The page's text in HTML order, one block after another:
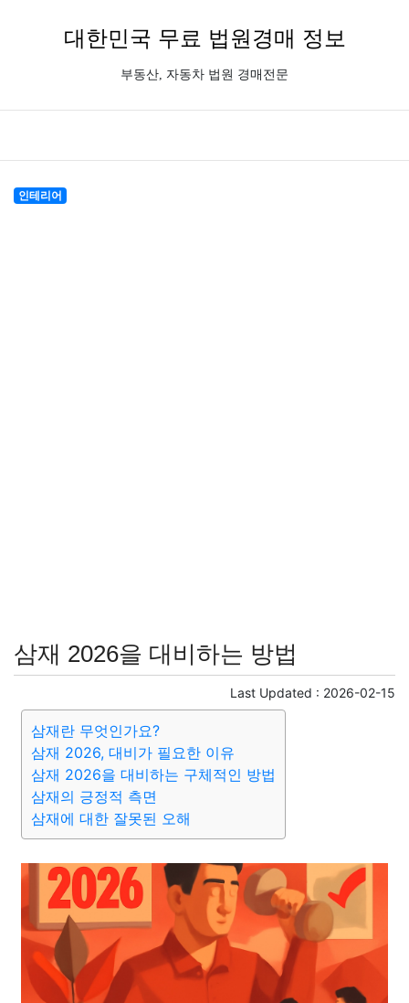
대한민국 무료 법원경매 정보
부동산, 자동차 법원 경매전문
인테리어
삼재 2026을 대비하는 방법
Last Updated : 2026-02-15
삼재란 무엇인가요?
삼재 2026, 대비가 필요한 이유
삼재 2026을 대비하는 구체적인 방법
삼재의 긍정적 측면
삼재에 대한 잘못된 오해